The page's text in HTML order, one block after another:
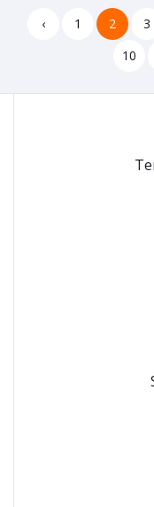
‹ 1 2 3
10